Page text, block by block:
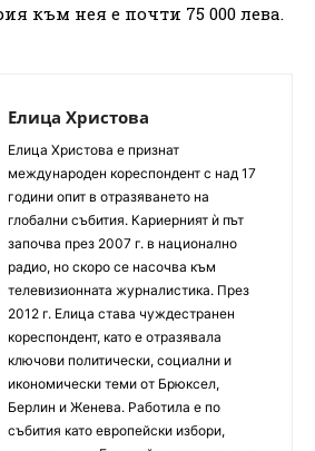
към нея е почти 75 000 лева.
Елица Христова
Елица Христова е признат
международен кореспондент с над 17
години опит в отразяването на
глобални събития. Кариерният ѝ път
започва през 2007 г. в национално
радио, но скоро се насочва към
телевизионната журналистика. През
2012 г. Елица става чуждестранен
кореспондент, като е отразявала
ключови политически, социални и
икономически теми от Брюксел,
Берлин и Женева. Работила е по
събития като европейски избори,